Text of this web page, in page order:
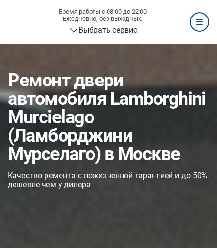
Время работы с 08:00 до 22:00
Ежедневно, без выходных.
Выбрать сервис
Ремонт двери
автомобиля Lamborghini
Murcielago
(Ламборджини
Мурселаго) в Москве
Качество ремонта с пожизненной гарантией и до 50%
дешевле чем у дилера